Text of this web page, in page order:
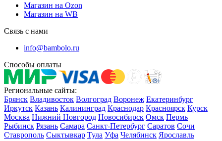
Магазин на Ozon
Магазин на WB
Связь с нами
info@bambolo.ru
Способы оплаты
Региональные сайты:
Брянск Владивосток Волгоград Воронеж Екатеринбург
Иркутск Казань Калининград Краснодар Красноярск Курск
Москва Нижний Новгород Новосибирск Омск Пермь
Рыбинск Рязань Самара Санкт-Петербург Саратов Сочи
Ставрополь Сыктывкар Тула Уфа Челябинск Ярославль